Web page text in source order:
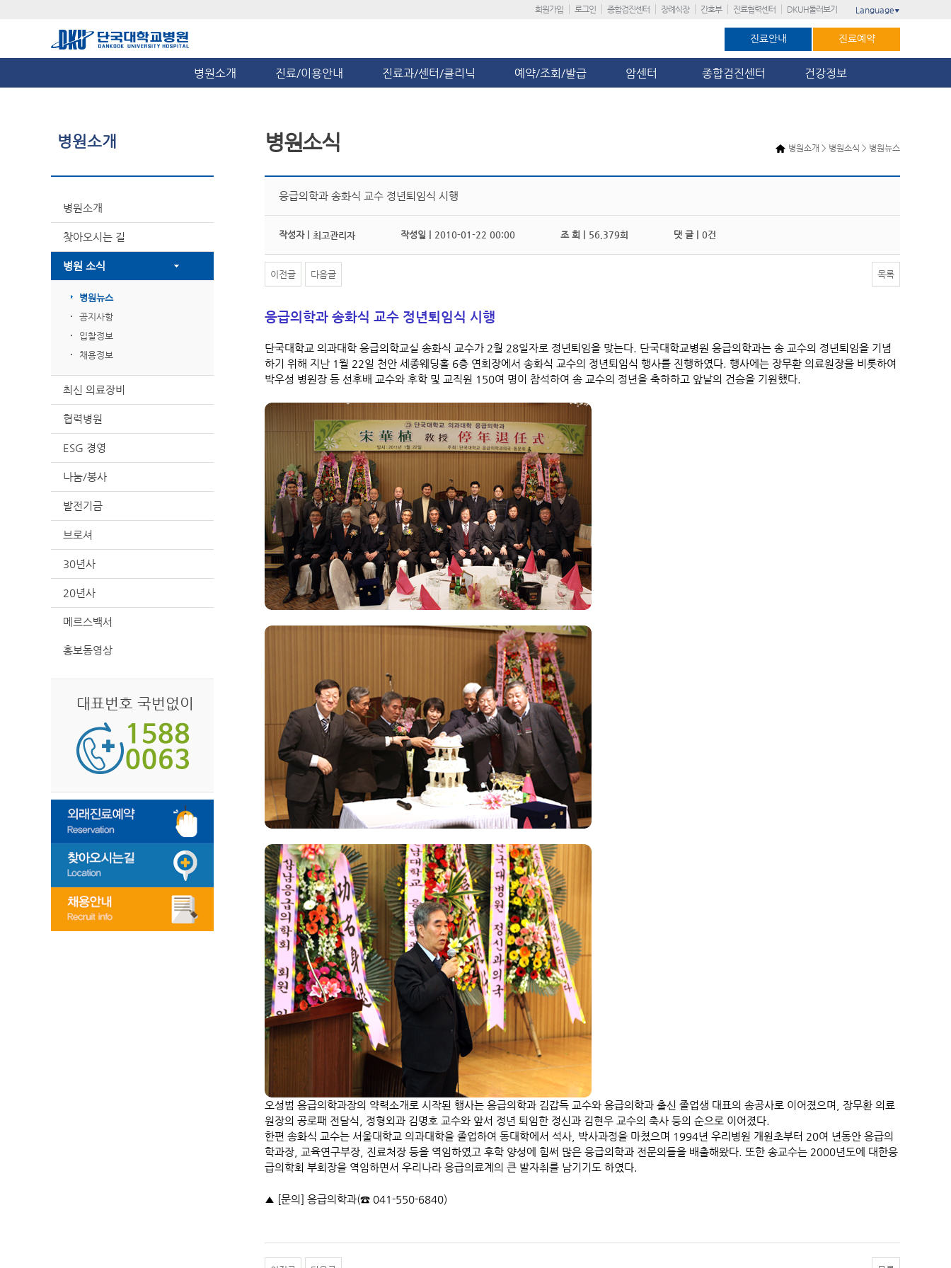
회원가입 로그인 종합검진센터 장례식장 간호부 진료협력센터 DKUH둘러보기 Language ▼
진료안내 진료예약
병원소개 진료/이용안내 진료과/센터/클리닉 예약/조회/발급 암센터 종합검진센터 건강정보
병원소개
병원소개
찾아오시는 길
병원 소식
병원뉴스
공지사항
입찰정보
채용정보
최신 의료장비
협력병원
ESG 경영
나눔/봉사
발전기금
브로셔
30년사
20년사
메르스백서
홍보동영상
대표번호 국번없이
병원소개 > 병원소식 > 병원뉴스
병원소식
응급의학과 송화식 교수 정년퇴임식 시행
작성자 | 최고관리자 작성일 | 2010-01-22 00:00 조 회 | 56,379회 댓 글 | 0건
이전글 다음글 목록
응급의학과 송화식 교수 정년퇴임식 시행
단국대학교 의과대학 응급의학교실 송화식 교수가 2월 28일자로 정년퇴임을 맞는다. 단국대학교병원 응급의학과는 송 교수의 정년퇴임을 기념
하기 위해 지난 1월 22일 천안 세종웨딩홀 6층 연회장에서 송화식 교수의 정년퇴임식 행사를 진행하였다. 행사에는 장무환 의료원장을 비롯하여
박우성 병원장 등 선후배 교수와 후학 및 교직원 150여 명이 참석하여 송 교수의 정년을 축하하고 앞날의 건승을 기원했다.
오성범 응급의학과장의 약력소개로 시작된 행사는 응급의학과 김갑득 교수와 응급의학과 출신 졸업생 대표의 송공사로 이어졌으며, 장무환 의료
원장의 공로패 전달식, 정형외과 김명호 교수와 앞서 정년 퇴임한 정신과 김현우 교수의 축사 등의 순으로 이어졌다.
한편 송화식 교수는 서울대학교 의과대학을 졸업하여 동대학에서 석사, 박사과정을 마쳤으며 1994년 우리병원 개원초부터 20여 년동안 응급의
학과장, 교육연구부장, 진료처장 등을 역임하였고 후학 양성에 힘써 많은 응급의학과 전문의들을 배출해왔다. 또한 송교수는 2000년도에 대한응
급의학회 부회장을 역임하면서 우리나라 응급의료계의 큰 발자취를 남기기도 하였다.
▲ [문의] 응급의학과(☎ 041-550-6840)